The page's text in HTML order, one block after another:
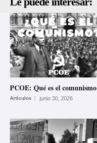
PCOE: Qué es el comunismo
Artículos junio 30, 2026